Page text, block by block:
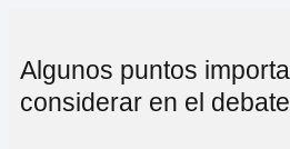
Algunos puntos
considerar en el